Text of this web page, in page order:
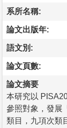
系所名稱:
論文出版年:
語文別:
論文頁數:
論文摘要
本研究以
參照對象，發展
類目，九項次類